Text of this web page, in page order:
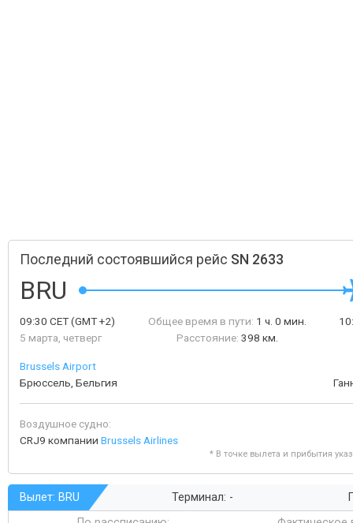
Последний состоявшийся рейс SN 2633
BRU
09:30 CET(GMT +2)
5 марта, четверг
Общее время в пути: 1 ч. 0 мин.
Расстояние: 398 км.
Brussels Airport
Брюссель, Бельгия
Воздушное судно:
CRJ9 компании Brussels Airlines
* В точке вылета и прибытия
Вылет: BRU Терминал: -